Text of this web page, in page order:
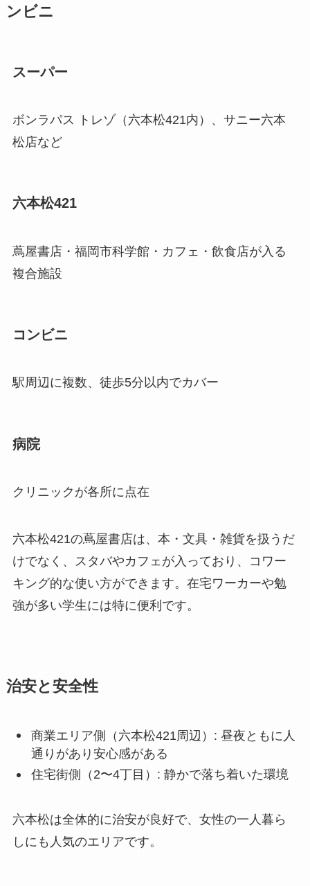
ンビニ
スーパー
ボンラパス トレゾ（六本松421内）、サニー六本
松店など
六本松421
蔦屋書店・福岡市科学館・カフェ・飲食店が入る
複合施設
コンビニ
駅周辺に複数、徒歩5分以内でカバー
病院
クリニックが各所に点在
六本松421の蔦屋書店は、本・文具・雑貨を扱うだ
けでなく、スタバやカフェが入っており、コワー
キング的な使い方ができます。在宅ワーカーや勉
強が多い学生には特に便利です。
治安と安全性
商業エリア側（六本松421周辺）: 昼夜ともに人
通りがあり安心感がある
住宅街側（2〜4丁目）: 静かで落ち着いた環境
六本松は全体的に治安が良好で、女性の一人暮ら
しにも人気のエリアです。